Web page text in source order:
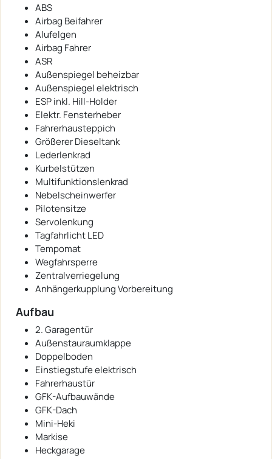
ABS
Airbag Beifahrer
Alufelgen
Airbag Fahrer
ASR
Außenspiegel beheizbar
Außenspiegel elektrisch
ESP inkl. Hill-Holder
Elektr. Fensterheber
Fahrerhausteppich
Größerer Dieseltank
Lederlenkrad
Kurbelstützen
Multifunktionslenkrad
Nebelscheinwerfer
Pilotensitze
Servolenkung
Tagfahrlicht LED
Tempomat
Wegfahrsperre
Zentralverriegelung
Anhängerkupplung Vorbereitung
Aufbau
2. Garagentür
Außenstauraumklappe
Doppelboden
Einstiegstufe elektrisch
Fahrerhaustür
GFK-Aufbauwände
GFK-Dach
Mini-Heki
Markise
Heckgarage